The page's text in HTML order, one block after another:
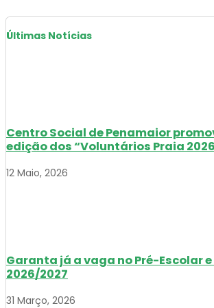
Últimas Notícias
Centro Social de Penamaior
edição dos “Voluntários Praia
12 Maio, 2026
Garanta já a vaga no Pré-Escolar e
2026/2027
31 Março, 2026